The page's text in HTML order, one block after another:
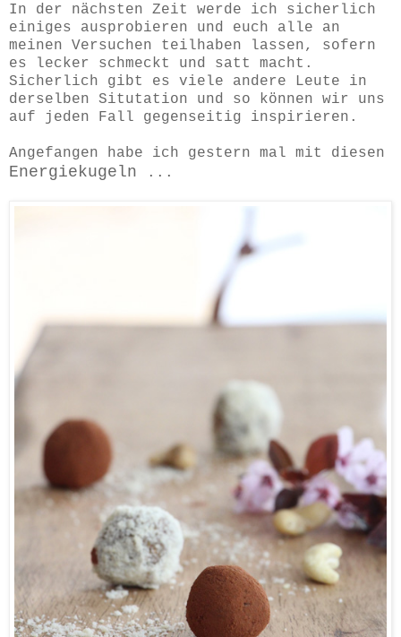
In der nächsten Zeit werde ich sicherlich
einiges ausprobieren und euch alle an
meinen Versuchen teilhaben lassen, sofern
es lecker schmeckt und satt macht.
Sicherlich gibt es viele andere Leute in
derselben Situtation und so können wir uns
auf jeden Fall gegenseitig inspirieren.
Angefangen habe ich gestern mal mit diesen
Energiekugeln ...